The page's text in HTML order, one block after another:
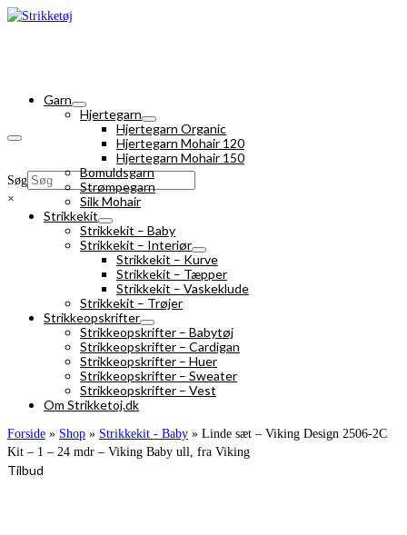
Søg
×
Garn
Hjertegarn
Hjertegarn Organic
Hjertegarn Mohair 120
Hjertegarn Mohair 150
Bomuldsgarn
Strømpegarn
Silk Mohair
Strikkekit
Strikkekit – Baby
Strikkekit – Interiør
Strikkekit – Kurve
Strikkekit – Tæpper
Strikkekit – Vaskeklude
Strikkekit – Trøjer
Strikkeopskrifter
Strikkeopskrifter – Babytøj
Strikkeopskrifter – Cardigan
Strikkeopskrifter – Huer
Strikkeopskrifter – Sweater
Strikkeopskrifter – Vest
Om Strikketoj.dk
Forside » Shop » Strikkekit - Baby » Linde sæt – Viking Design 2506-2C
Kit – 1 – 24 mdr – Viking Baby ull, fra Viking
Tilbud